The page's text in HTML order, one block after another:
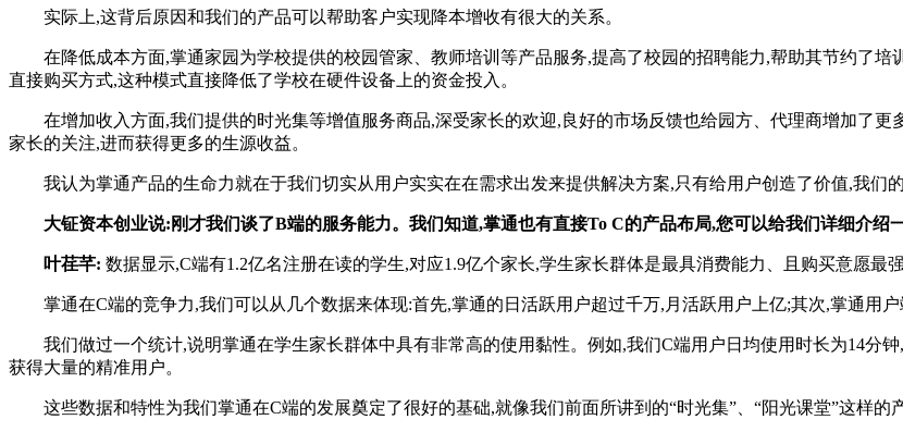
实际上,这背后原因和我们的产品可以帮助客户实现降本增收有很大的关系。
在降低成本方面,掌通家园为学校提供的校园管家、教师培训等产品服务,提高了校园的招聘能力,帮助其节约了培
直接购买方式,这种模式直接降低了学校在硬件设备上的资金投入。
在增加收入方面,我们提供的时光集等增值服务商品,深受家长的欢迎,良好的市场反馈也给园方、代理商增加了更
家长的关注,进而获得更多的生源收益。
我认为掌通产品的生命力就在于我们切实从用户实实在在需求出发来提供解决方案,只有给用户创造了价值,我们的
大钲资本创业说:刚才我们谈了B端的服务能力。我们知道,掌通也有直接To C的产品布局,您可以给我们详细介绍
叶荏芊: 数据显示,C端有1.2亿名注册在读的学生,对应1.9亿个家长,学生家长群体是最具消费能力、且购买意愿最
掌通在C端的竞争力,我们可以从几个数据来体现:首先,掌通的日活跃用户超过千万,月活跃用户上亿;其次,掌通用户
我们做过一个统计,说明掌通在学生家长群体中具有非常高的使用黏性。例如,我们C端用户日均使用时长为14分钟
获得大量的精准用户。
这些数据和特性为我们掌通在C端的发展奠定了很好的基础,就像我们前面所讲到的“时光集”、“阳光课堂”这样的